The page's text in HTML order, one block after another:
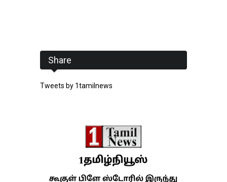
Share
Tweets by 1tamilnews